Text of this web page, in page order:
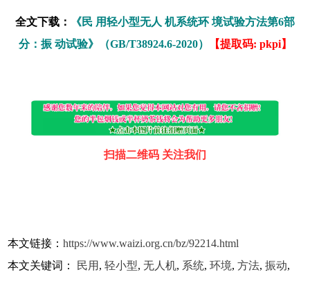
全文下载：
《民 用轻小型无人 机系统环 境试验方法第6部
分：振 动试验》（GB/T38924.6-2020）
【提取码: pkpi】
扫描二维码 关注我们
本文链接：https://www.waizi.org.cn/bz/92214.html
本文关键词：
民用 ,轻小型,无人机, 系统,环境,方法,振动,